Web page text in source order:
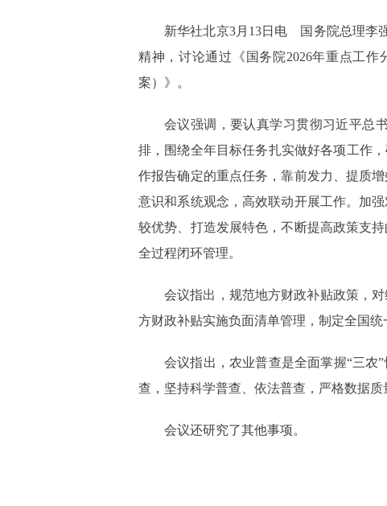
新华社北京3月13日电 国务院总理李
精神，讨论通过《国务院2026年重点工
案）》。
会议强调，要认真学习贯彻习近平总
排，围绕全年目标任务扎实做好各项工作
作报告确定的重点任务，靠前发力、提质
意识和系统观念，高效联动开展工作。加
较优势、打造发展特色，不断提高政策支
全过程闭环管理。
会议指出，规范地方财政补贴政策，
方财政补贴实施负面清单管理，制定全国
会议指出，农业普查是全面掌握“三农
查，坚持科学普查、依法普查，严格数据
会议还研究了其他事项。